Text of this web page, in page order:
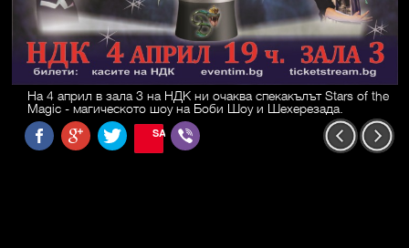
На 4 април в зала 3 на НДК ни очаква спекакълът Stars of the
Magic - магическото шоу на Боби Шоу и Шехерезада.
SAVE